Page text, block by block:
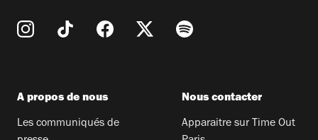
A propos de nous
Les communiqués de
Nous contacter
Apparaitre sur Time Out